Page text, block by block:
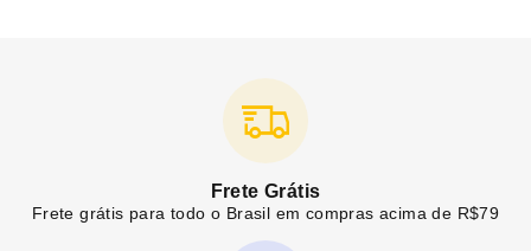
Frete Grátis
Frete grátis para todo o Brasil em compras acima de R$79